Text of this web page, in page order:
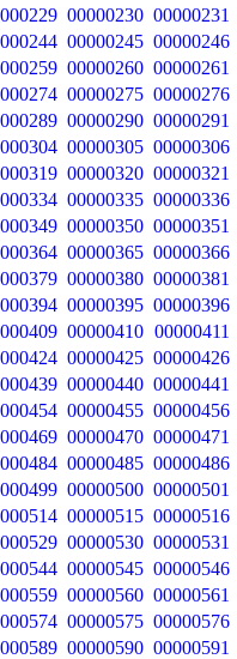
00000230 00000231
00000245 00000246
00000260 00000261
00000275 00000276
00000290 00000291
00000305 00000306
00000320 00000321
00000335 00000336
00000350 00000351
00000365 00000366
00000380 00000381
00000395 00000396
00000410 00000411
00000425 00000426
00000440 00000441
00000455 00000456
00000470 00000471
00000485 00000486
00000500 00000501
00000515 00000516
00000530 00000531
00000545 00000546
00000560 00000561
00000575 00000576
00000590 00000591